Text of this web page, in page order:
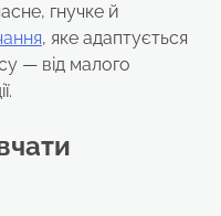
гнучке й
, яке адаптується
— від малого